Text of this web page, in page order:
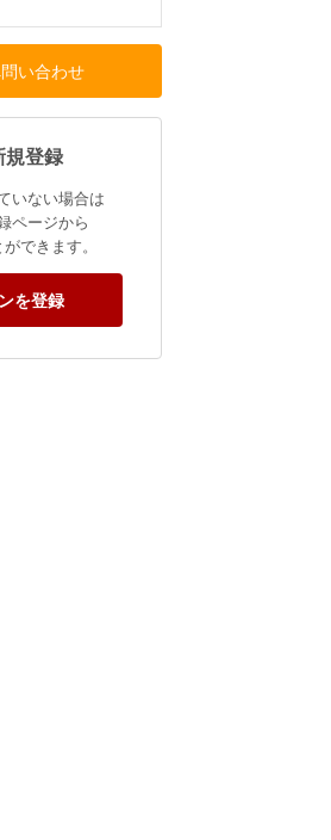
い合わせ
規登録
いない場合は
ページから
できます。
を登録